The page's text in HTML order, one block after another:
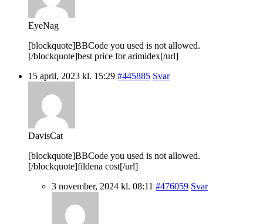
EyeNag
[blockquote]BBCode you used is not allowed.
[/blockquote]best price for arimidex[/url]
15 april, 2023 kl. 15:29 #445885 Svar
DavisCat
[blockquote]BBCode you used is not allowed.
[/blockquote]fildena cost[/url]
3 november, 2024 kl. 08:11 #476059 Svar